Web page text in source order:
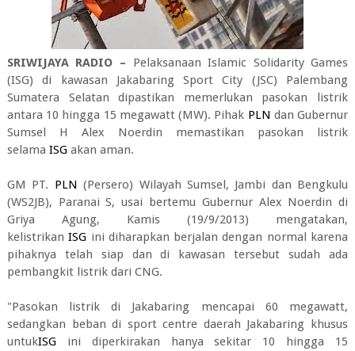
SRIWIJAYA RADIO –
Pelaksanaan Islamic Solidarity Games
(ISG) di kawasan Jakabaring Sport City (JSC) Palembang
Sumatera Selatan dipastikan memerlukan pasokan listrik
antara 10 hingga 15 megawatt (MW). Pihak PLN dan Gubernur
Sumsel H Alex Noerdin memastikan pasokan listrik
selama ISG akan aman.
GM PT. PLN (Persero) Wilayah Sumsel, Jambi dan Bengkulu
(WS2JB), Paranai S, usai bertemu Gubernur Alex Noerdin di
Griya Agung, Kamis (19/9/2013) mengatakan,
kelistrikan ISG ini diharapkan berjalan dengan normal karena
pihaknya telah siap dan di kawasan tersebut sudah ada
pembangkit listrik dari CNG.
"Pasokan listrik di Jakabaring mencapai 60 megawatt,
sedangkan beban di sport centre daerah Jakabaring khusus
untukISG
ini diperkirakan hanya sekitar 10 hingga 15